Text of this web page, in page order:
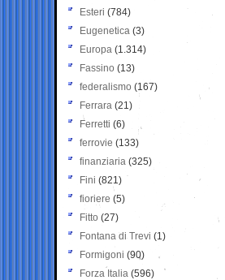
Esteri (784)
Eugenetica (3)
Europa (1.314)
Fassino (13)
federalismo (167)
Ferrara (21)
Ferretti (6)
ferrovie (133)
finanziaria (325)
Fini (821)
fioriere (5)
Fitto (27)
Fontana di Trevi (1)
Formigoni (90)
Forza Italia (596)